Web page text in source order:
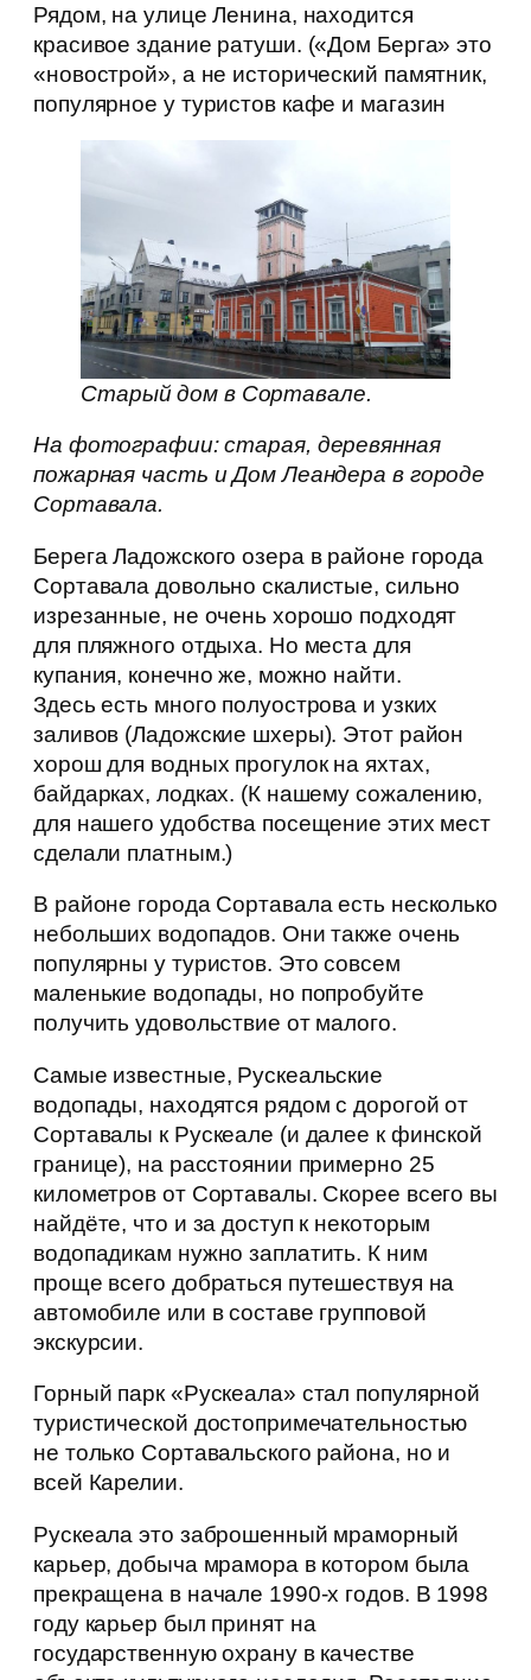
Рядом, на улице Ленина, находится
красивое здание ратуши. («Дом Берга» это
«новострой», а не исторический памятник,
популярное у туристов кафе и магазин
Старый дом в Сортавале.
На фотографии: старая, деревянная
пожарная часть и Дом Леандера в городе
Сортавала.
Берега Ладожского озера в районе города
Сортавала довольно скалистые, сильно
изрезанные, не очень хорошо подходят
для пляжного отдыха. Но места для
купания, конечно же, можно найти.
Здесь есть много полуострова и узких
заливов (Ладожские шхеры). Этот район
хорош для водных прогулок на яхтах,
байдарках, лодках. (К нашему сожалению,
для нашего удобства посещение этих мест
сделали платным.)
В районе города Сортавала есть несколько
небольших водопадов. Они также очень
популярны у туристов. Это совсем
маленькие водопады, но попробуйте
получить удовольствие от малого.
Самые известные, Рускеальские
водопады, находятся рядом с дорогой от
Сортавалы к Рускеале (и далее к финской
границе), на расстоянии примерно 25
километров от Сортавалы. Скорее всего вы
найдёте, что и за доступ к некоторым
водопадикам нужно заплатить. К ним
проще всего добраться путешествуя на
автомобиле или в составе групповой
экскурсии.
Горный парк «Рускеала» стал популярной
туристической достопримечательностью
не только Сортавальского района, но и
всей Карелии.
Рускеала это заброшенный мраморный
карьер, добыча мрамора в котором была
прекращена в начале 1990-х годов. В 1998
году карьер был принят на
государственную охрану в качестве